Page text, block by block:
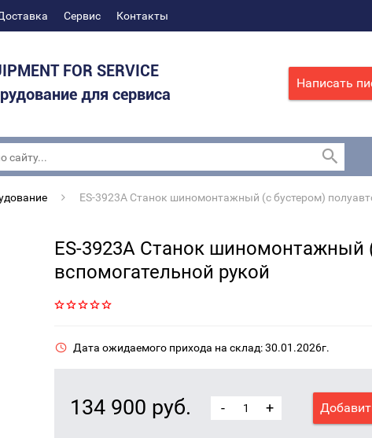
Сервис Контакты
FOR SERVICE
для сервиса
Написать
ES-3923A Станок шиномонтажный (с бустером)
ES-3923A Станок шиномонтажный
вспомогательной рукой
Дата ожидаемого прихода на склад: 30.01.2026г.
134 900 руб. - +